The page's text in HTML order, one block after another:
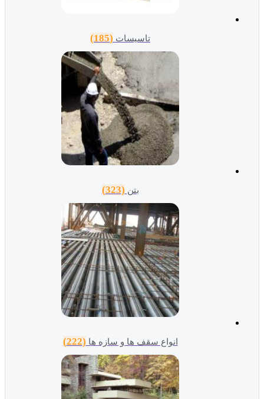
تاسیسات (185)
بتن (323)
انواع سقف ها و سازه ها (222)